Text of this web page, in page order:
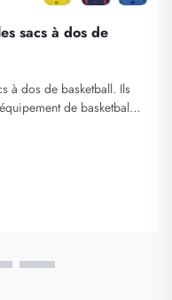
sacs à dos de
à dos de basketball. Ils
de basketball,
la nécessité d’un
Principaux…